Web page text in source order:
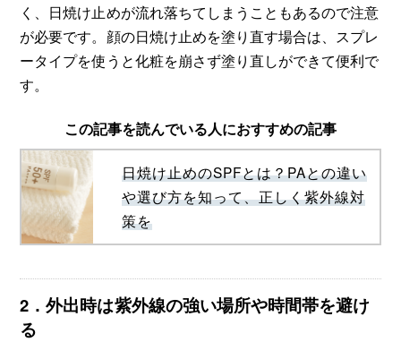
く、日焼け止めが流れ落ちてしまうこともあるので注意
が必要です。顔の日焼け止めを塗り直す場合は、スプレ
ータイプを使うと化粧を崩さず塗り直しができて便利で
す。
この記事を読んでいる人におすすめの記事
日焼け止めのSPFとは？PAとの違い
や選び方を知って、正しく紫外線対
策を
2．外出時は紫外線の強い場所や時間帯を避け
る